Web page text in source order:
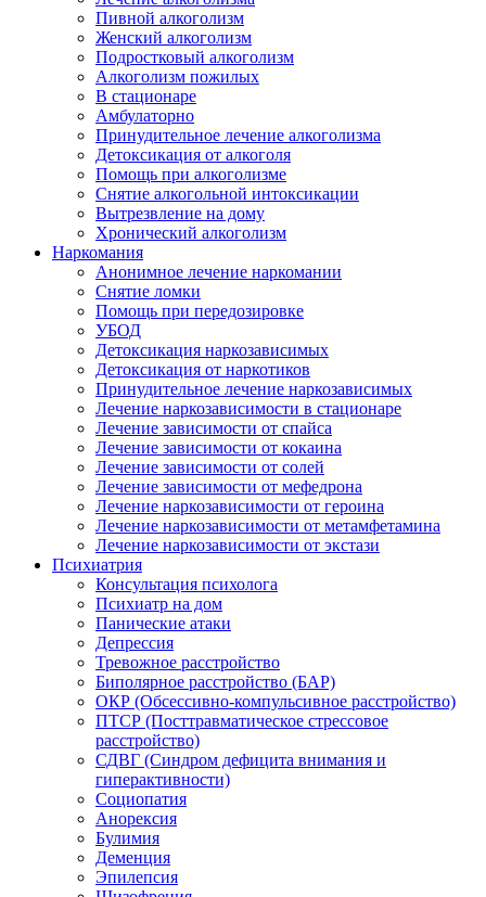
Пивной алкоголизм
Женский алкоголизм
Подростковый алкоголизм
Алкоголизм пожилых
В стационаре
Амбулаторно
Принудительное лечение алкоголизма
Детоксикация от алкоголя
Помощь при алкоголизме
Снятие алкогольной интоксикации
Вытрезвление на дому
Хронический алкоголизм
Наркомания
Анонимное лечение наркомании
Снятие ломки
Помощь при передозировке
УБОД
Детоксикация наркозависимых
Детоксикация от наркотиков
Принудительное лечение наркозависимых
Лечение наркозависимости в стационаре
Лечение зависимости от спайса
Лечение зависимости от кокаина
Лечение зависимости от солей
Лечение зависимости от мефедрона
Лечение наркозависимости от героина
Лечение наркозависимости от метамфетамина
Лечение наркозависимости от экстази
Психиатрия
Консультация психолога
Психиатр на дом
Панические атаки
Депрессия
Тревожное расстройство
Биполярное расстройство (БАР)
ОКР (Обсессивно-компульсивное расстройство)
ПТСР (Посттравматическое стрессовое
расстройство)
СДВГ (Синдром дефицита внимания и
гиперактивности)
Социопатия
Анорексия
Булимия
Деменция
Эпилепсия